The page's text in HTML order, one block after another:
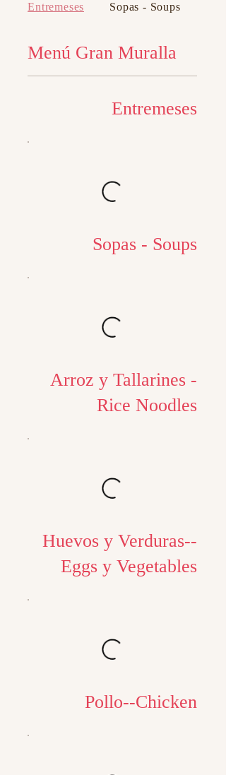
Menú Gran Muralla
Entremeses
Sopas - Soups
Arroz y Tallarines -
Rice Noodles
Huevos y Verduras--
Eggs y Vegetables
Pollo--Chicken
Entremeses Sopas - Soups